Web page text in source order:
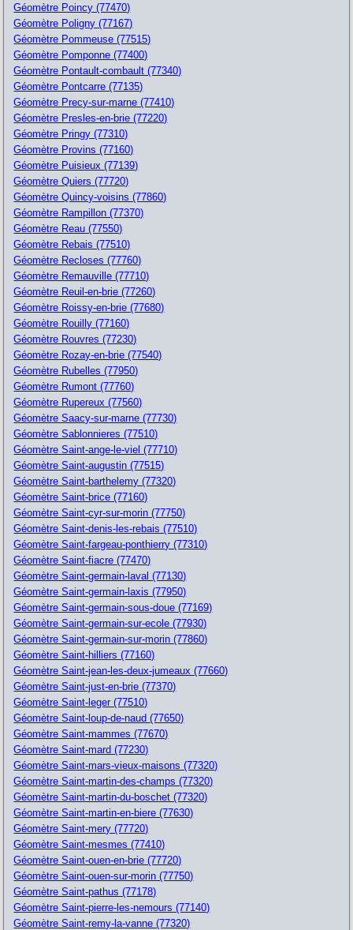
Géomètre Poincy (77470)
Géomètre Poligny (77167)
Géomètre Pommeuse (77515)
Géomètre Pomponne (77400)
Géomètre Pontault-combault (77340)
Géomètre Pontcarre (77135)
Géomètre Precy-sur-marne (77410)
Géomètre Presles-en-brie (77220)
Géomètre Pringy (77310)
Géomètre Provins (77160)
Géomètre Puisieux (77139)
Géomètre Quiers (77720)
Géomètre Quincy-voisins (77860)
Géomètre Rampillon (77370)
Géomètre Reau (77550)
Géomètre Rebais (77510)
Géomètre Recloses (77760)
Géomètre Remauville (77710)
Géomètre Reuil-en-brie (77260)
Géomètre Roissy-en-brie (77680)
Géomètre Rouilly (77160)
Géomètre Rouvres (77230)
Géomètre Rozay-en-brie (77540)
Géomètre Rubelles (77950)
Géomètre Rumont (77760)
Géomètre Rupereux (77560)
Géomètre Saacy-sur-marne (77730)
Géomètre Sablonnieres (77510)
Géomètre Saint-ange-le-viel (77710)
Géomètre Saint-augustin (77515)
Géomètre Saint-barthelemy (77320)
Géomètre Saint-brice (77160)
Géomètre Saint-cyr-sur-morin (77750)
Géomètre Saint-denis-les-rebais (77510)
Géomètre Saint-fargeau-ponthierry (77310)
Géomètre Saint-fiacre (77470)
Géomètre Saint-germain-laval (77130)
Géomètre Saint-germain-laxis (77950)
Géomètre Saint-germain-sous-doue (77169)
Géomètre Saint-germain-sur-ecole (77930)
Géomètre Saint-germain-sur-morin (77860)
Géomètre Saint-hilliers (77160)
Géomètre Saint-jean-les-deux-jumeaux (77660)
Géomètre Saint-just-en-brie (77370)
Géomètre Saint-leger (77510)
Géomètre Saint-loup-de-naud (77650)
Géomètre Saint-mammes (77670)
Géomètre Saint-mard (77230)
Géomètre Saint-mars-vieux-maisons (77320)
Géomètre Saint-martin-des-champs (77320)
Géomètre Saint-martin-du-boschet (77320)
Géomètre Saint-martin-en-biere (77630)
Géomètre Saint-mery (77720)
Géomètre Saint-mesmes (77410)
Géomètre Saint-ouen-en-brie (77720)
Géomètre Saint-ouen-sur-morin (77750)
Géomètre Saint-pathus (77178)
Géomètre Saint-pierre-les-nemours (77140)
Géomètre Saint-remy-la-vanne (77320)